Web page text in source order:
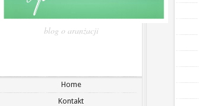
blog o aranżacji
Home
Kontakt